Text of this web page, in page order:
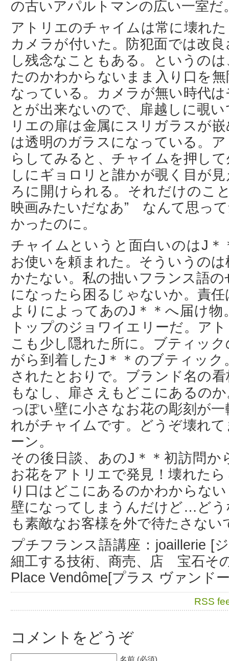
の古いアパルトマンの広い一室だ
アトリエのチャイムは常に壊れ
カメラが付いた。防犯面では改
し残念なこともある。というの
たのかわからないまま入り口を
なっている。カメラが無い時代
とが出来ないので、扉越しに覗
リエの扉は金属にスリガラスが
は透明のガラスになっている。
らしてみると、チャイムを押し
しにギョロリと誰かが覗く目が
ろに開けられる。それだけのこ
映画みたいだなあ” なんて思っ
かったのに。
チャイムというと面白いのはJ＊
お使いを頼まれた。そういうの
かたない。私の拙いフランス語
になったら困るじゃないか。責
よりによってあのJ＊＊へ届け
トップのジョワイエリーだ。ア
こも少し隠れた所に。ブティッ
がら到着したJ＊＊のブティック
されたとおりで。ブランド名の
もなし、扉さえもどこにあるの
っぽい壁に小さなお花の彫刻が
れがチャイムです。どうぞ壊れ
ーン。
その後日談、あのJ＊＊初訪問
お花をアトリエで発見！壊れた
り口はどこにあるのかわからな
壁になってしまうんだけど…ど
も素敵なお客様を外で待たさない
プチフランス語講座：joaillerie [
細工する技術、商売、店 宝石そ
Place Vendôme[プラス ヴァンド
RSS
コメントをどうぞ
名前 (必須)